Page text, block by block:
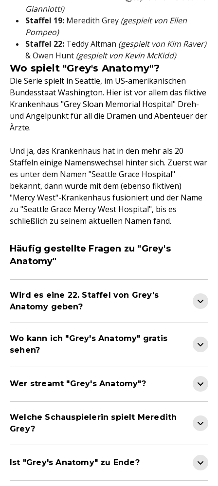
Gianniotti)
Staffel 19: Meredith Grey (gespielt von Ellen
Pompeo)
Staffel 22: Teddy Altman (gespielt von Kim Raver)
& Owen Hunt (gespielt von Kevin McKidd)
Wo spielt "Grey's Anatomy"?
Die Serie spielt in Seattle, im US-amerikanischen
Bundesstaat Washington. Hier ist vor allem das fiktive
Krankenhaus "Grey Sloan Memorial Hospital" Dreh-
und Angelpunkt für all die Dramen und Abenteuer der
Ärzte.
Und ja, das Krankenhaus hat in den mehr als 20
Staffeln einige Namenswechsel hinter sich. Zuerst war
es unter dem Namen "Seattle Grace Hospital"
bekannt, dann wurde mit dem (ebenso fiktiven)
"Mercy West"-Krankenhaus fusioniert und der Name
zu "Seattle Grace Mercy West Hospital", bis es
schließlich zu seinem aktuellen Namen fand.
Häufig gestellte Fragen zu "Grey's
Anatomy"
Wird es eine 22. Staffel von Grey's
Anatomy geben?
Wo kann ich "Grey's Anatomy" gratis
sehen?
Wer streamt "Grey's Anatomy"?
Welche Schauspielerin spielt Meredith
Grey?
Ist "Grey's Anatomy" zu Ende?